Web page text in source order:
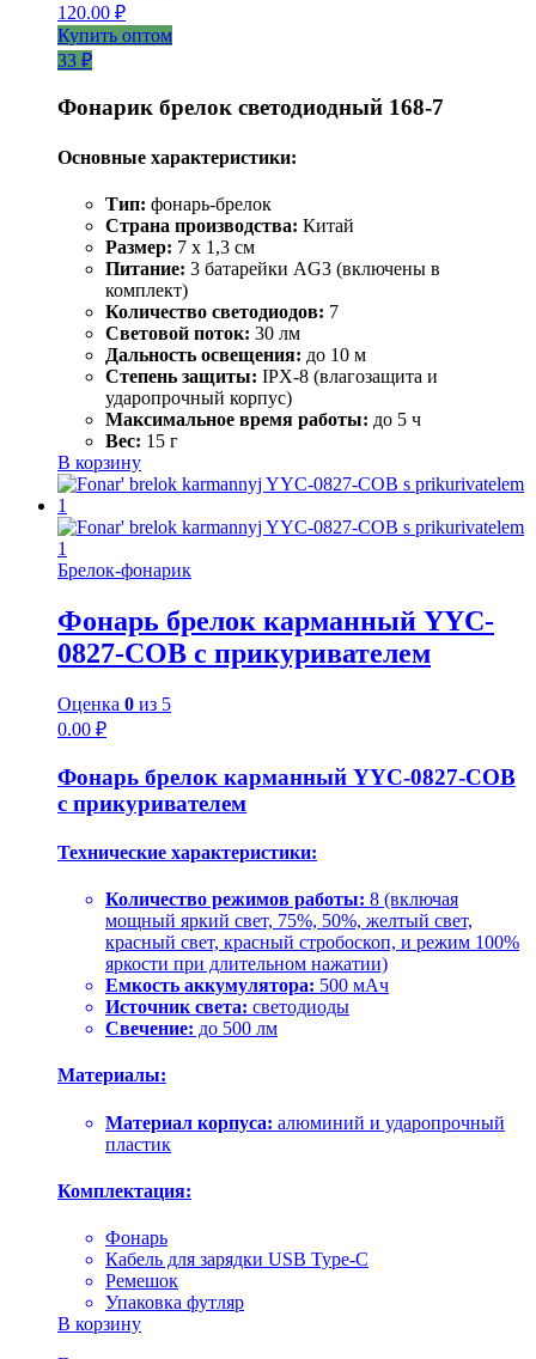
120.00 ₽
Купить оптом
33 ₽
Фонарик брелок светодиодный 168-7
Основные характеристики:
Тип: фонарь-брелок
Страна производства: Китай
Размер: 7 х 1,3 см
Питание: 3 батарейки AG3 (включены в
комплект)
Количество светодиодов: 7
Световой поток: 30 лм
Дальность освещения: до 10 м
Степень защиты: IPX-8 (влагозащита и
ударопрочный корпус)
Максимальное время работы: до 5 ч
Вес: 15 г
В корзину
Брелок-фонарик
Фонарь брелок карманный YYC-
0827-COB с прикуривателем
Оценка 0 из 5
0.00 ₽
Фонарь брелок карманный YYC-0827-COB
с прикуривателем
Технические характеристики:
Количество режимов работы: 8 (включая
мощный яркий свет, 75%, 50%, желтый свет,
красный свет, красный стробоскоп, и режим 100%
яркости при длительном нажатии)
Емкость аккумулятора: 500 мАч
Источник света: светодиоды
Свечение: до 500 лм
Материалы:
Материал корпуса: алюминий и ударопрочный
пластик
Комплектация:
Фонарь
Кабель для зарядки USB Type-C
Ремешок
Упаковка футляр
В корзину